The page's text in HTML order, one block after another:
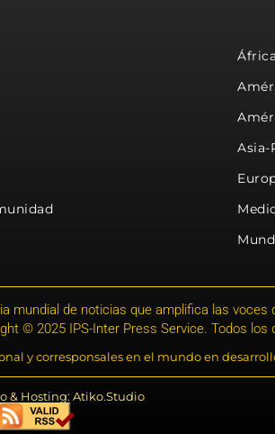
África
Asia-
de noticias que amplifica las voces
© 2025 IPS-Inter Press Service. Todos los
y corresponsales en el mundo en
& Hosting: Atiko.Studio